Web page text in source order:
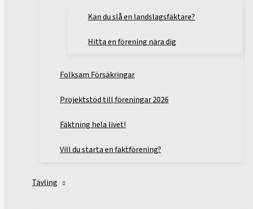
Kan du slå en landslagsfäktare?
Hitta en förening nära dig
Folksam Försäkringar
Projektstöd till föreningar 2026
Fäktning hela livet!
Vill du starta en fäktförening?
Tävling